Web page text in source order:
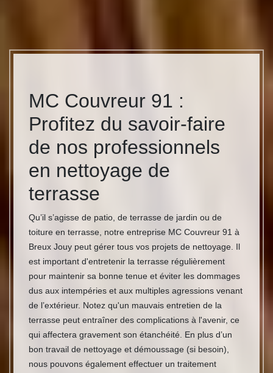
MC Couvreur 91 :
Profitez du savoir-faire
de nos professionnels
en nettoyage de
terrasse
Qu’il s’agisse de patio, de terrasse de jardin ou de
toiture en terrasse, notre entreprise MC Couvreur 91 à
Breux Jouy peut gérer tous vos projets de nettoyage. Il
est important d'entretenir la terrasse régulièrement
pour maintenir sa bonne tenue et éviter les dommages
dus aux intempéries et aux multiples agressions venant
de l’extérieur. Notez qu'un mauvais entretien de la
terrasse peut entraîner des complications à l'avenir, ce
qui affectera gravement son étanchéité. En plus d’un
bon travail de nettoyage et démoussage (si besoin),
nous pouvons également effectuer un traitement